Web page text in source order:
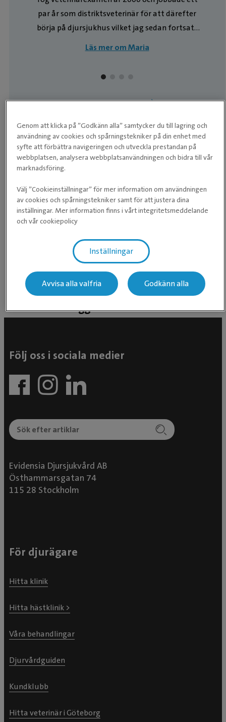
par år som distriktsveterinär för att därefter
börja på djursjukhus vilket jag sedan fortsatt
alldeles särskilt roligt med jakthundar och
behandla, de skador de råkar ut för.
Läs mer om Maria
Våra medarbetare
Våra recensioner
Annat - (vänligen specificera)Väldigt trevlig personal,
kände mig välkommen.
Baserat på recensioner från Google
Facebook inlägg
Följ oss i sociala medier
Evidensia Djursjukvård AB
Östhammarsgatan 74
115 28 Stockholm
För djurägare
Hitta klinik
Hitta hästklinik >
Våra behandlingar
Djurvårdguiden
Kundklubb
Hitta veterinär i Göteborg
Genom att klicka på ”Godkänn alla” samtycker du till lagring och
användning av cookies och spårningstekniker på din enhet med
syfte att förbättra navigeringen och utveckla prestandan på
webbplatsen, analysera webbplatsanvändningen och bidra till vår
marknadsföring.
Välj ”Cookieinställningar” för mer information om användningen
av cookies och spårningstekniker samt för att justera dina
inställningar. Mer information finns i vårt integritetsmeddelande
och vår cookiepolicy
Inställningar
Avvisa alla valfria Godkänn alla